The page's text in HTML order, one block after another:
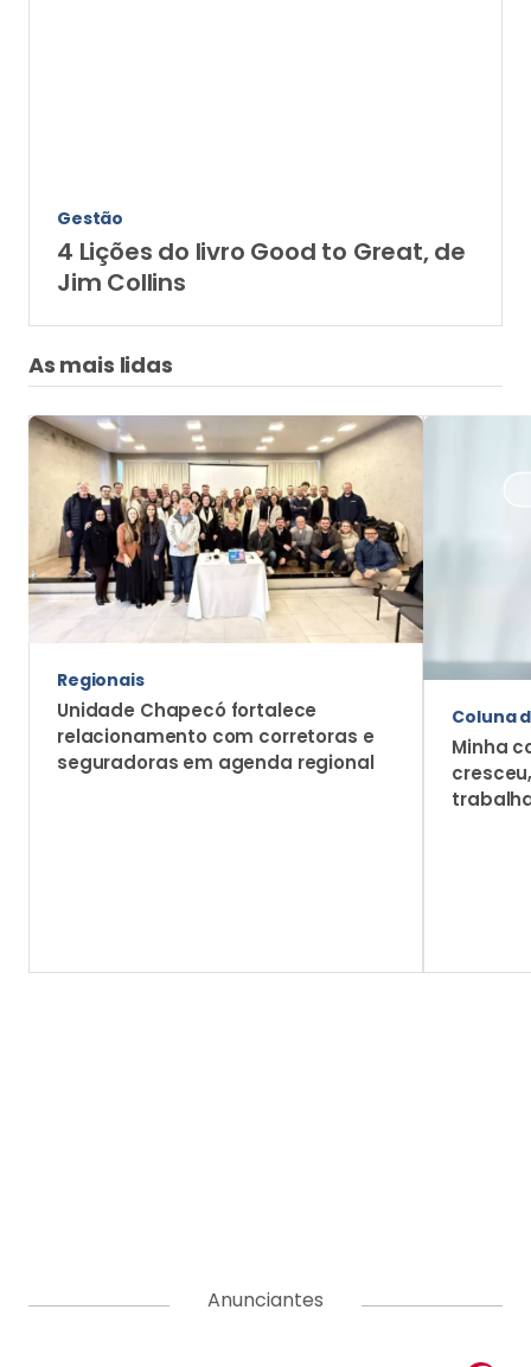
Gestão
4 Lições do livro Good to Great, de
Jim Collins
As mais lidas
Regionais
Unidade Chapecó fortalece
relacionamento com corretoras e
seguradoras em agenda regional
Coluna
Minha
Anunciantes